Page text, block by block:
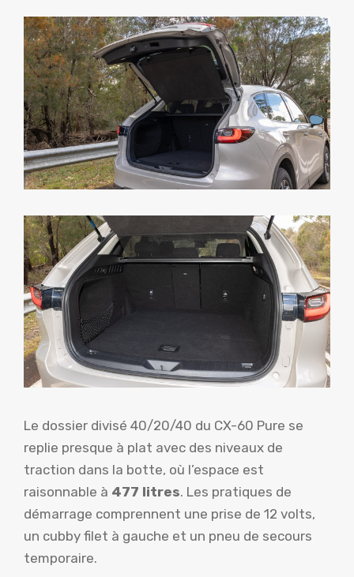
Le dossier divisé 40/20/40 du CX-60 Pure se
replie presque à plat avec des niveaux de
traction dans la botte, où l’espace est
raisonnable à 477 litres. Les pratiques de
démarrage comprennent une prise de 12 volts,
un cubby filet à gauche et un pneu de secours
temporaire.